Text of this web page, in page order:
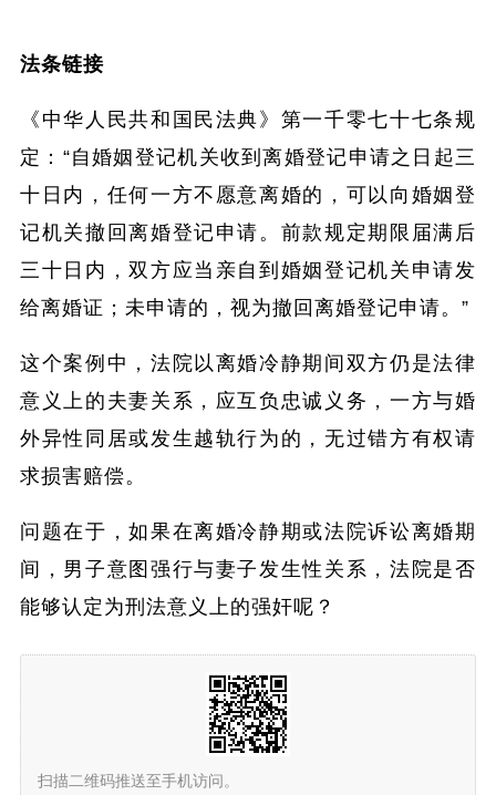
法条链接
《中华人民共和国民法典》第一千零七十七条规
定：“自婚姻登记机关收到离婚登记申请之日起三
十日内，任何一方不愿意离婚的，可以向婚姻登
记机关撤回离婚登记申请。前款规定期限届满后
三十日内，双方应当亲自到婚姻登记机关申请发
给离婚证；未申请的，视为撤回离婚登记申请。”
这个案例中，法院以离婚冷静期间双方仍是法律
意义上的夫妻关系，应互负忠诚义务，一方与婚
外异性同居或发生越轨行为的，无过错方有权请
求损害赔偿。
问题在于，如果在离婚冷静期或法院诉讼离婚期
间，男子意图强行与妻子发生性关系，法院是否
能够认定为刑法意义上的强奸呢？
扫描二维码推送至手机访问。